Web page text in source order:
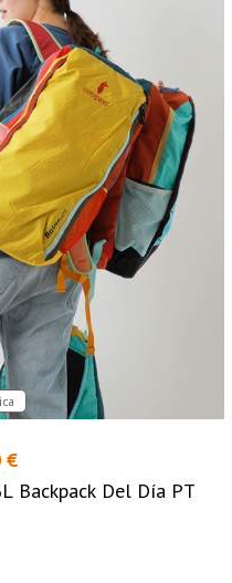
€
Backpack Del Día PT